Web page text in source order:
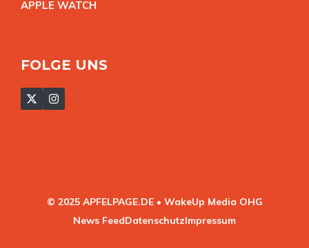
APPLE WATCH
FOLGE UNS
© 2025 APFELPAGE.DE • WakeUp Media OHG
News FeedDatenschutzImpressum